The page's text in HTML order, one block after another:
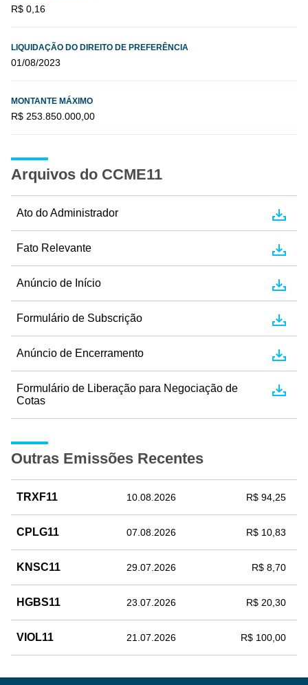
R$ 0,16
LIQUIDAÇÃO DO DIREITO DE PREFERÊNCIA
01/08/2023
MONTANTE MÁXIMO
R$ 253.850.000,00
Arquivos do CCME11
Ato do Administrador
Fato Relevante
Anúncio de Início
Formulário de Subscrição
Anúncio de Encerramento
Formulário de Liberação para Negociação de
Cotas
Outras Emissões Recentes
TRXF11 10.08.2026 R$ 94,25
CPLG11 07.08.2026 R$ 10,83
KNSC11 29.07.2026 R$ 8,70
HGBS11 23.07.2026 R$ 20,30
VIOL11 21.07.2026 R$ 100,00